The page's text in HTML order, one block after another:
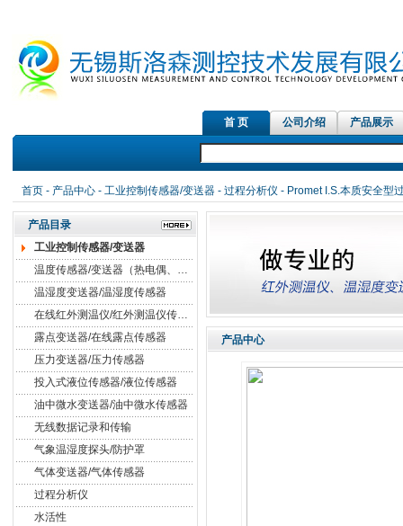
首 页 公司介绍 产品展示
首页- 产品中心- 工业控制传感器/变送器- 过程分析仪 - Promet I.S.本质安全型
产品目录
工业控制传感器/变送器
温度传感器/变送器（热电偶、热电阻）
温湿度变送器/温湿度传感器
在线红外测温仪/红外测温仪传感器
露点变送器/在线露点传感器
压力变送器/压力传感器
投入式液位传感器/液位传感器
油中微水变送器/油中微水传感器
无线数据记录和传输
气象温湿度探头/防护罩
气体变送器/气体传感器
过程分析仪
水活性
产品中心